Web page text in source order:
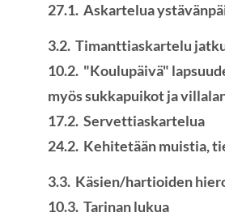
27.1. Askartelua
3.2. Timanttiaskartelu
10.2. "Koulupäivä"
myös sukkapuikot ja
17.2. Servettiaskartelua
24.2. Kehitetään muistia,
3.3. Käsien/hartioiden
10.3. Tarinan lukua